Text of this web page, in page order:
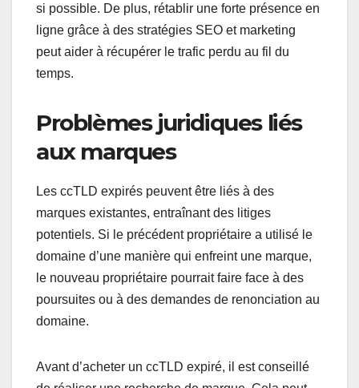
si possible. De plus, rétablir une forte présence en
ligne grâce à des stratégies SEO et marketing
peut aider à récupérer le trafic perdu au fil du
temps.
Problèmes juridiques liés
aux marques
Les ccTLD expirés peuvent être liés à des
marques existantes, entraînant des litiges
potentiels. Si le précédent propriétaire a utilisé le
domaine d’une manière qui enfreint une marque,
le nouveau propriétaire pourrait faire face à des
poursuites ou à des demandes de renonciation au
domaine.
Avant d’acheter un ccTLD expiré, il est conseillé